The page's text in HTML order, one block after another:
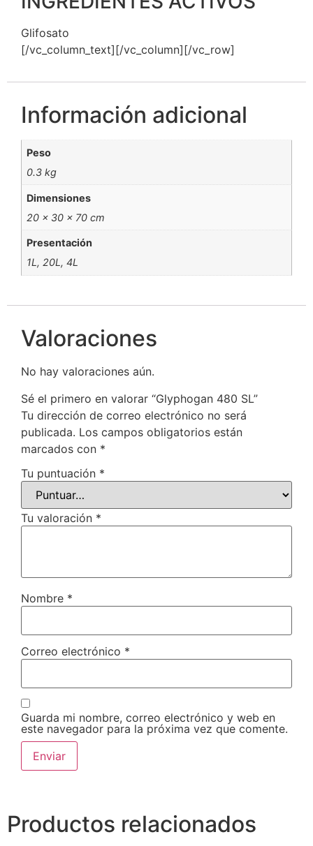
Glifosato
[/vc_column_text][/vc_column][/vc_row]
Información adicional
Peso
0.3 kg
Dimensiones
20 × 30 × 70 cm
Presentación
1L, 20L, 4L
Valoraciones
No hay valoraciones aún.
Sé el primero en valorar “Glyphogan 480 SL”
Tu dirección de correo electrónico no será
publicada. Los campos obligatorios están
marcados con *
Tu puntuación *
Tu valoración *
Nombre *
Correo electrónico *
Guarda mi nombre, correo electrónico y web en
este navegador para la próxima vez que comente.
Productos relacionados